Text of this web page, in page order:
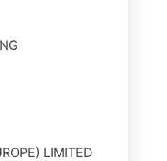
LIMITED